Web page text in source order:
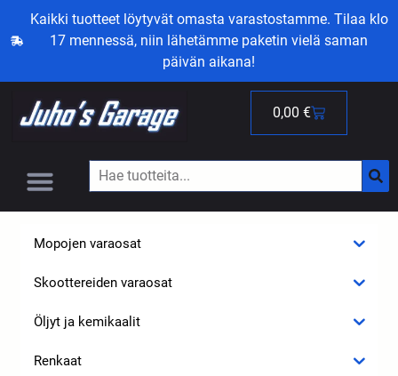
Kaikki tuotteet löytyvät omasta varastostamme. Tilaa klo
17 mennessä, niin lähetämme paketin vielä saman
päivän aikana!
0,00 €
Mopojen varaosat
Skoottereiden varaosat
Öljyt ja kemikaalit
Renkaat